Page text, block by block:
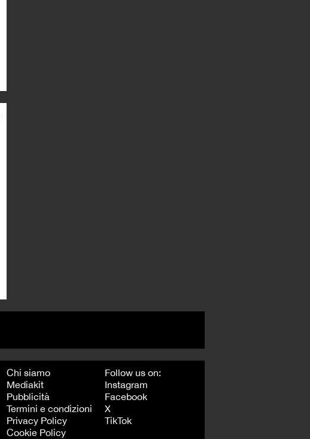
Chi siamo
Mediakit
Pubblicità
Termini e condizioni
Privacy Policy
Cookie Policy
Follow us on:
Instagram
Facebook
X
TikTok